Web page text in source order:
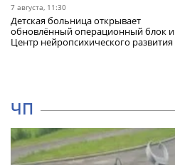
7 августа, 11:30
Детская больница открывает
обновлённый операционный блок и
Центр нейропсихического развития
ЧП